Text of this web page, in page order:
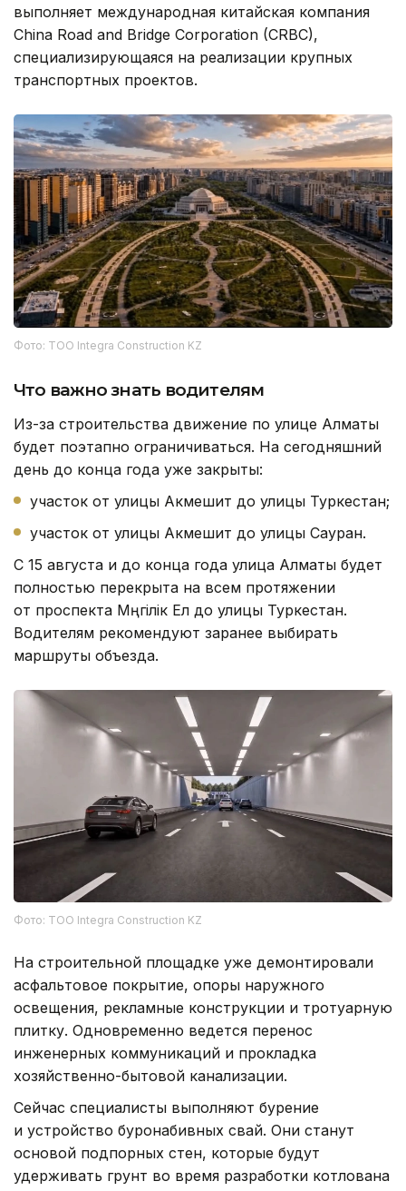
выполняет международная китайская компания
China Road and Bridge Corporation (CRBC),
специализирующаяся на реализации крупных
транспортных проектов.
Фото: ТОО Integra Construction KZ
Что важно знать водителям
Из-за строительства движение по улице Алматы
будет поэтапно ограничиваться. На сегодняшний
день до конца года уже закрыты:
участок от улицы Акмешит до улицы Туркестан;
участок от улицы Акмешит до улицы Сауран.
С 15 августа и до конца года улица Алматы будет
полностью перекрыта на всем протяжении
от проспекта Мәңгілік Ел до улицы Туркестан.
Водителям рекомендуют заранее выбирать
маршруты объезда.
Фото: ТОО Integra Construction KZ
На строительной площадке уже демонтировали
асфальтовое покрытие, опоры наружного
освещения, рекламные конструкции и тротуарную
плитку. Одновременно ведется перенос
инженерных коммуникаций и прокладка
хозяйственно-бытовой канализации.
Сейчас специалисты выполняют бурение
и устройство буронабивных свай. Они станут
основой подпорных стен, которые будут
удерживать грунт во время разработки котлована